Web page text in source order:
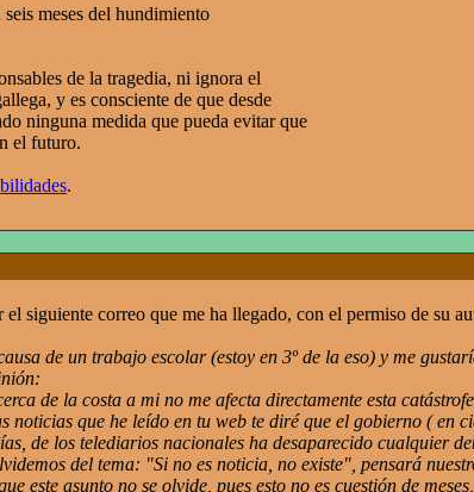
meses del hundimiento
de la tragedia, ni ignora el
y es consciente de que desde
ninguna medida que pueda evitar que
el futuro.
.
siguiente correo que me ha llegado, con el permiso de su
de un trabajo escolar (estoy en 3º de la eso) y me
de la costa a mi no me afecta directamente esta
noticias que he leído en tu web te diré que el gobierno (
de los telediarios nacionales ha desaparecido cualquier
del tema: "Si no es noticia, no existe", pensará
este asunto no se olvide, pues esto no es cuestión de